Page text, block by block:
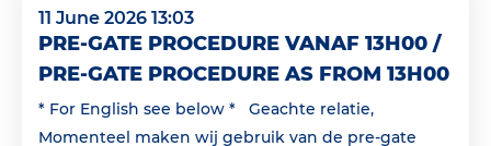
11 June 2026 13:03
PRE-GATE PROCEDURE VANAF 13H00 /
PRE-GATE PROCEDURE AS FROM 13H00
* For English see below * Geachte relatie,
Momenteel maken wij gebruik van de pre-gate